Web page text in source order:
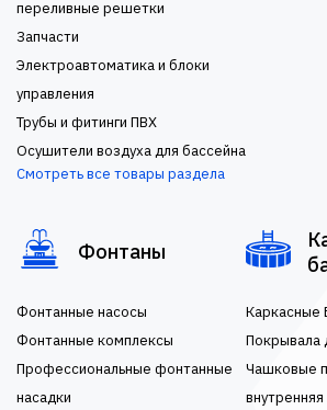
переливные решетки
Запчасти
Электроавтоматика и блоки
управления
Трубы и фитинги ПВХ
Осушители воздуха для бассейна
Смотреть все товары раздела
Фонтаны
Фонтанные насосы
Фонтанные комплексы
Профессиональные фонтанные
насадки
Каркасные
Покрывала
Чашковые